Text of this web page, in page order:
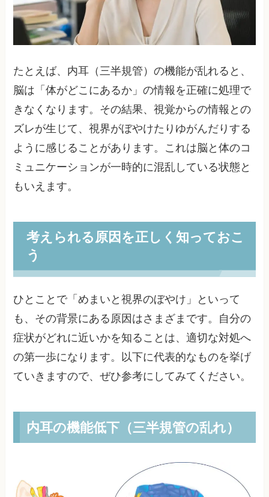
たとえば、内耳（三半規管）の機能が乱れると、
脳は「体がどこにあるか」の情報を正確に処理で
きなくなります。その結果、視覚からの情報との
ズレが生じて、視界がぼやけたりゆがんだりする
ように感じることがあります。これは脳と体のコ
ミュニケーションが一時的に混乱している状態と
もいえます。
考えられる原因を正しく知っておこ
う
ひとことで「めまいと視界のぼやけ」といって
も、その背景にある原因はさまざまです。自分の
症状がどれに近いかを知ることは、適切な対処へ
の第一歩になります。以下に代表的なものを挙げ
ていきますので、ぜひ参考にしてみてください。
内耳の機能低下（三半規管の乱れ）